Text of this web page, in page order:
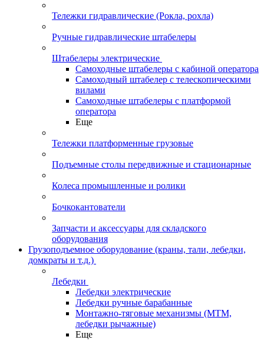
Тележки гидравлические (Рокла, рохла)
Ручные гидравлические штабелеры
Штабелеры электрические
Самоходные штабелеры с кабиной оператора
Самоходный штабелер с телескопическими
вилами
Самоходные штабелеры с платформой
оператора
Еще
Тележки платформенные грузовые
Подъемные столы передвижные и стационарные
Колеса промышленные и ролики
Бочкокантователи
Запчасти и аксессуары для складского
оборудования
Грузоподъемное оборудование (краны, тали, лебедки,
домкраты и т.д.)
Лебедки
Лебедки электрические
Лебедки ручные барабанные
Монтажно-тяговые механизмы (МТМ,
лебедки рычажные)
Еще